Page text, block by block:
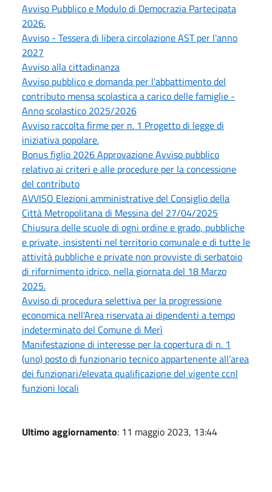
Avviso Pubblico e Modulo di Democrazia Partecipata
2026.
Avviso - Tessera di libera circolazione AST per l'anno
2027
Avviso alla cittadinanza
Avviso pubblico e domanda per l'abbattimento del
contributo mensa scolastica a carico delle famiglie -
Anno scolastico 2025/2026
Avviso raccolta firme per n. 1 Progetto di legge di
iniziativa popolare.
Bonus figlio 2026 Approvazione Avviso pubblico
relativo ai criteri e alle procedure per la concessione
del contributo
AVVISO Elezioni amministrative del Consiglio della
Città Metropolitana di Messina del 27/04/2025
Chiusura delle scuole di ogni ordine e grado, pubbliche
e private, insistenti nel territorio comunale e di tutte le
attività pubbliche e private non provviste di serbatoio
di rifornimento idrico, nella giornata del 18 Marzo
2025.
Avviso di procedura selettiva per la progressione
economica nell'Area riservata ai dipendenti a tempo
indeterminato del Comune di Merì
Manifestazione di interesse per la copertura di n. 1
(uno) posto di funzionario tecnico appartenente all’area
dei funzionari/elevata qualificazione del vigente ccnl
funzioni locali
Ultimo aggiornamento: 11 maggio 2023, 13:44